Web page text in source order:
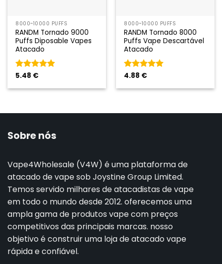
8000~10000 PUFFS
RANDM Tornado 9000
Puffs Diposable Vapes
Atacado
Classificado
5
5.48 €
8000~10000 PUFFS
RANDM Tornado 8000
Puffs Vape Descartável
Atacado
Classificado
5
4.88 €
Sobre nós
Vape4Wholesale (V4W) é uma plataforma de
atacado de vape sob Joystine Group Limited.
Temos servido milhares de atacadistas de vape
em todo o mundo desde 2012. oferecemos uma
ampla gama de produtos vape com preços
competitivos das principais marcas. nosso
objetivo é construir uma loja de atacado vape
rápida e confiável.